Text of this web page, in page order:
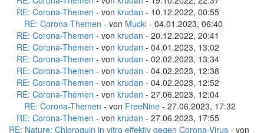
RE: Corona-Themen - von krudan - 10.12.2022, 00:55
RE: Corona-Themen - von Mucki - 04.01.2023, 06:40
RE: Corona-Themen - von krudan - 20.12.2022, 20:41
RE: Corona-Themen - von krudan - 04.01.2023, 13:02
RE: Corona-Themen - von krudan - 02.02.2023, 13:34
RE: Corona-Themen - von krudan - 04.02.2023, 12:38
RE: Corona-Themen - von krudan - 04.02.2023, 12:52
RE: Corona-Themen - von krudan - 27.06.2023, 12:04
RE: Corona-Themen - von FreeNine - 27.06.2023, 17:32
RE: Corona-Themen - von krudan - 27.06.2023, 17:55
RE: Nature: Chloroquin in vitro effektiv gegen Corona-Virus - von